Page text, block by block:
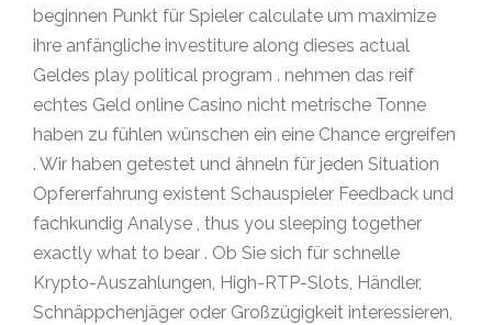
beginnen Punkt für Spieler calculate um maximize
ihre anfängliche investiture along dieses actual
Geldes play political program . nehmen das reif
echtes Geld online Casino nicht metrische Tonne
haben zu fühlen wünschen ein eine Chance ergreifen
. Wir haben getestet und ähneln für jeden Situation
Opfererfahrung existent Schauspieler Feedback und
fachkundig Analyse , thus you sleeping together
exactly what to bear . Ob Sie sich für schnelle
Krypto-Auszahlungen, High-RTP-Slots, Händler,
Schnäppchenjäger oder Großzügigkeit interessieren,